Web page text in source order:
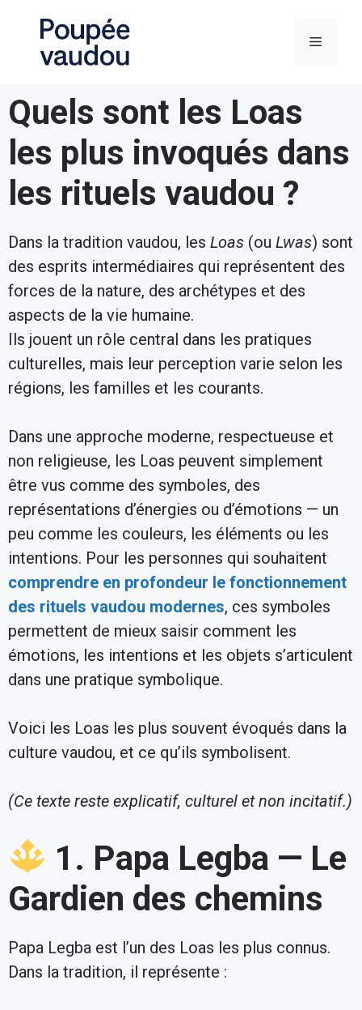
Quels sont les Loas
les plus invoqués dans
les rituels vaudou ?
Dans la tradition vaudou, les Loas (ou Lwas) sont
des esprits intermédiaires qui représentent des
forces de la nature, des archétypes et des
aspects de la vie humaine.
Ils jouent un rôle central dans les pratiques
culturelles, mais leur perception varie selon les
régions, les familles et les courants.
Dans une approche moderne, respectueuse et
non religieuse, les Loas peuvent simplement
être vus comme des symboles, des
représentations d’énergies ou d’émotions — un
peu comme les couleurs, les éléments ou les
intentions. Pour les personnes qui souhaitent
comprendre en profondeur le fonctionnement
des rituels vaudou modernes, ces symboles
permettent de mieux saisir comment les
émotions, les intentions et les objets s’articulent
dans une pratique symbolique.
Voici les Loas les plus souvent évoqués dans la
culture vaudou, et ce qu’ils symbolisent.
(Ce texte reste explicatif, culturel et non incitatif.)
1. Papa Legba — Le
Gardien des chemins
Papa Legba est l’un des Loas les plus connus.
Dans la tradition, il représente :